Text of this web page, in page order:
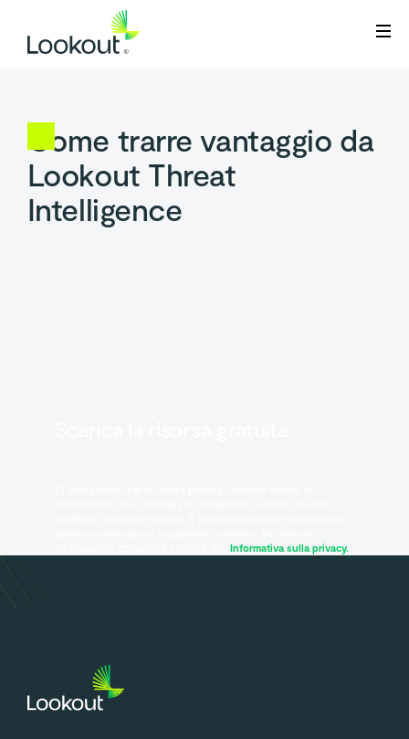
Webflow Homepage
Informativa sulla privacy.
Come trarre vantaggio da
Lookout Threat
Intelligence